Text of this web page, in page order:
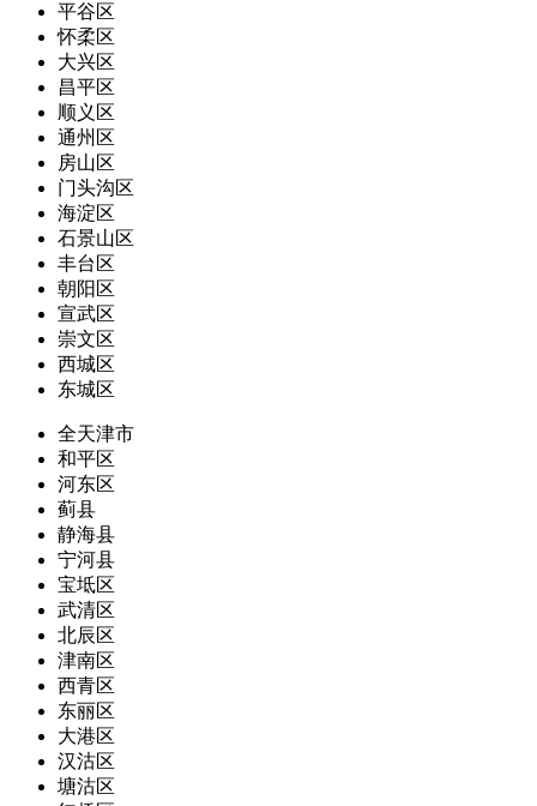
平谷区
怀柔区
大兴区
昌平区
顺义区
通州区
房山区
门头沟区
海淀区
石景山区
丰台区
朝阳区
宣武区
崇文区
西城区
东城区
全天津市
和平区
河东区
蓟县
静海县
宁河县
宝坻区
武清区
北辰区
津南区
西青区
东丽区
大港区
汉沽区
塘沽区